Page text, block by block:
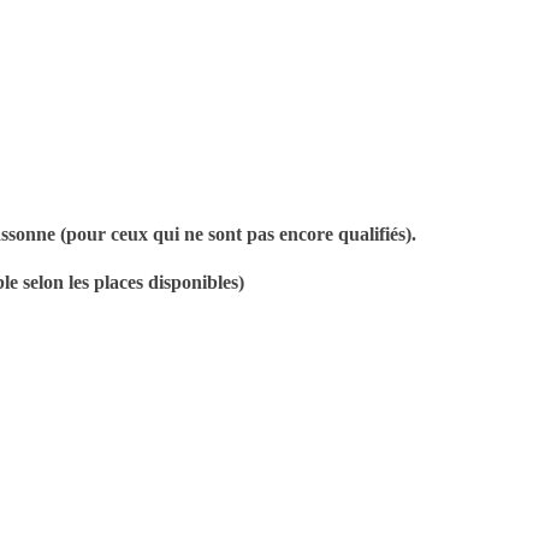
(pour ceux qui ne sont pas encore qualifiés).
selon les places disponibles)